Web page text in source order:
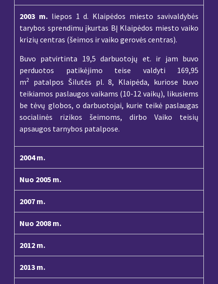
2003 m.liepos 1 d. Klaipėdos miesto savivaldybės
tarybos sprendimu įkurtas BĮ Klaipėdos miesto vaiko
krizių centras (šeimos ir vaiko gerovės centras).
Buvo patvirtinta 19,5 darbuotojų et. ir jam buvo
perduotos patikėjimo teise valdyti 169,95
m2
patalpos Šilutės pl. 8, Klaipėda, kuriose buvo
teikiamos paslaugos vaikams (10-12 vaikų), likusiems
be tėvų globos, o darbuotojai, kurie teikė paslaugas
socialinės rizikos šeimoms, dirbo Vaiko teisių
apsaugos tarnybos patalpose.
2004 m.
Nuo 2005 m.
2007 m.
Nuo 2008 m.
2012 m.
2013 m.